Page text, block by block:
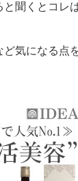
聞くとコレ
気になる点